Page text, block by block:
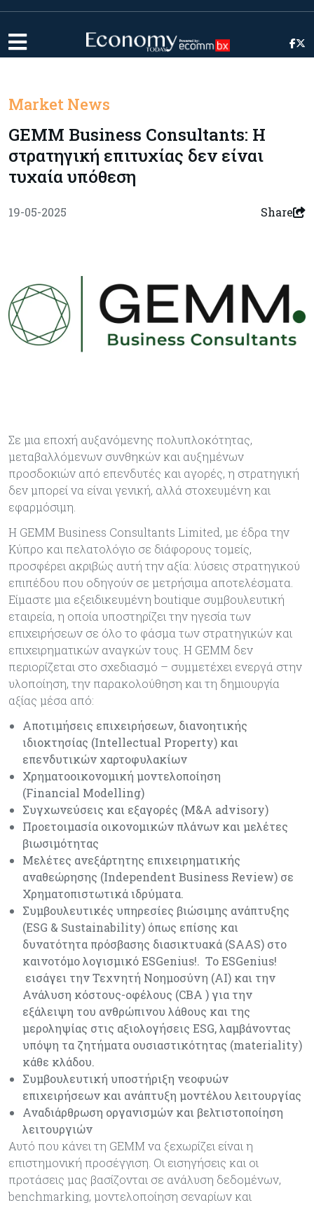
Market News
GEMM Business Consultants: Η
στρατηγική επιτυχίας δεν είναι
τυχαία υπόθεση
19-05-2025 Share
Σε μια εποχή αυξανόμενης πολυπλοκότητας,
μεταβαλλόμενων συνθηκών και αυξημένων
προσδοκιών από επενδυτές και αγορές, η στρατηγική
δεν μπορεί να είναι γενική, αλλά στοχευμένη και
εφαρμόσιμη.
H GEMM Business Consultants Limited, με έδρα την
Κύπρο και πελατολόγιο σε διάφορους τομείς,
προσφέρει ακριβώς αυτή την αξία: λύσεις στρατηγικού
επιπέδου που οδηγούν σε μετρήσιμα αποτελέσματα.
Είμαστε μια εξειδικευμένη boutique συμβουλευτική
εταιρεία, η οποία υποστηρίζει την ηγεσία των
επιχειρήσεων σε όλο το φάσμα των στρατηγικών και
επιχειρηματικών αναγκών τους. Η GEMM δεν
περιορίζεται στο σχεδιασμό – συμμετέχει ενεργά στην
υλοποίηση, την παρακολούθηση και τη δημιουργία
αξίας μέσα από:
Αποτιμήσεις επιχειρήσεων, διανοητικής
ιδιοκτησίας (Intellectual Property) και
επενδυτικών χαρτοφυλακίων
Χρηματοοικονομική μοντελοποίηση
(Financial Modelling)
Συγχωνεύσεις και εξαγορές (M&A advisory)
Προετοιμασία οικονομικών πλάνων και μελέτες
βιωσιμότητας
Μελέτες ανεξάρτητης επιχειρηματικής
αναθεώρησης (Independent Business Review) σε
Χρηματοπιστωτικά ιδρύματα.
Συμβουλευτικές υπηρεσίες βιώσιμης ανάπτυξης
(ESG & Sustainability) όπως επίσης και
δυνατότητα πρόσβασης διασικτυακά (SAAS) στο
καινοτόμο λογισμικό ESGenius!. Το ESGenius!
εισάγει την Τεχνητή Νοημοσύνη (ΑΙ) και την
Ανάλυση κόστους-οφέλους (CBA ) για την
εξάλειψη του ανθρώπινου λάθους και της
μεροληψίας στις αξιολογήσεις ESG, λαμβάνοντας
υπόψη τα ζητήματα ουσιαστικότητας (materiality)
κάθε κλάδου.
Συμβουλευτική υποστήριξη νεοφυών
επιχειρήσεων και ανάπτυξη μοντέλου λειτουργίας
Αναδιάρθρωση οργανισμών και βελτιστοποίηση
λειτουργιών
Αυτό που κάνει τη GEMM να ξεχωρίζει είναι η
επιστημονική προσέγγιση. Οι εισηγήσεις και οι
προτάσεις μας βασίζονται σε ανάλυση δεδομένων,
benchmarking, μοντελοποίηση σεναρίων και